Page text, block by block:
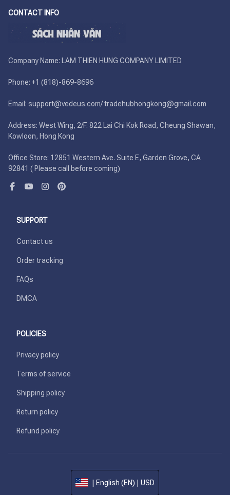
CONTACT INFO
Company Name: LAM THIEN HUNG COMPANY LIMITED
Phone: +1 (818)-869-8696
Email: support@vedeus.com/ tradehubhongkong@gmail.com
Address: West Wing, 2/F. 822 Lai Chi Kok Road, Cheung Shawan,
Kowloon, Hong Kong
Office Store: 12851 Western Ave. Suite E, Garden Grove, CA
92841 ( Please call before coming)
SUPPORT
Contact us
Order tracking
FAQs
DMCA
POLICIES
Privacy policy
Terms of service
Shipping policy
Return policy
Refund policy
| English (EN) | USD